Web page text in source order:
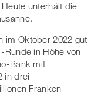
unterhält die
im Oktober 2022 gut
Runde in Höhe von
Bank mit
in drei
Franken